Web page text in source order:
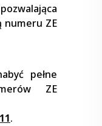
numeru ZE
pełne
ZE
.